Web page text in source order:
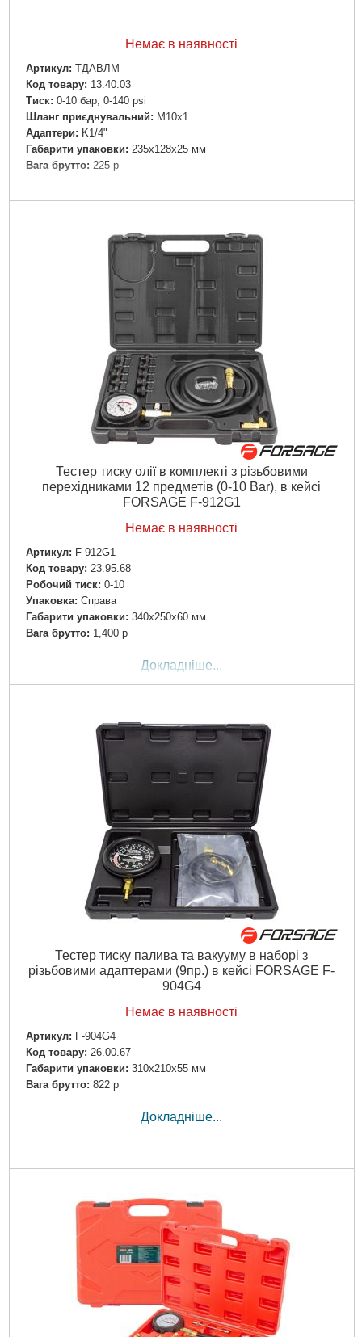
Немає в наявності
Артикул: ТДАВЛМ
Код товару: 13.40.03
Тиск: 0-10 бар, 0-140 psi
Шланг приєднувальний: М10х1
Адаптери: K1/4"
Габарити упаковки: 235x128x25 мм
Вага брутто: 225 р
Докладніше...
Тестер тиску олії в комплекті з різьбовими
перехідниками 12 предметів (0-10 Bar), в кейсі
FORSAGE F-912G1
Немає в наявності
Артикул: F-912G1
Код товару: 23.95.68
Робочий тиск: 0-10
Упаковка: Справа
Габарити упаковки: 340x250x60 мм
Вага брутто: 1,400 р
Докладніше...
Тестер тиску палива та вакууму в наборі з
різьбовими адаптерами (9пр.) в кейсі FORSAGE F-
904G4
Немає в наявності
Артикул: F-904G4
Код товару: 26.00.67
Габарити упаковки: 310x210x55 мм
Вага брутто: 822 р
Докладніше...